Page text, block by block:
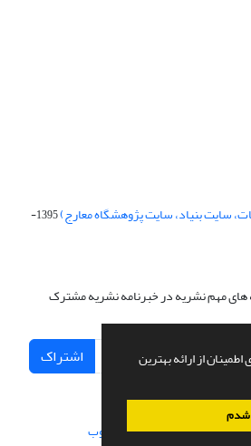
از ارائه بهترین
شدم
سایت بنیاد، سایت پژوهشگاه معارج)
1395-
های مهم نشریه در خبرنامه نشریه مشترک
اشتراک
طراحی و پیاده سازی از سیناوب